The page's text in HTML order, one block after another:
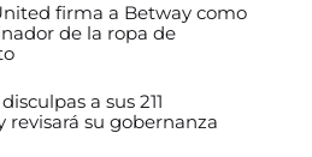
firma a Betway como
de la ropa de
a sus 211
revisará su gobernanza